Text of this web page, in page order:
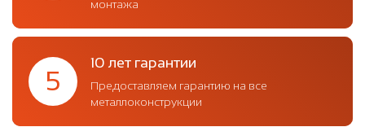
монтажа
5
10 лет гарантии
Предоставляем гарантию на все
металлоконструкции